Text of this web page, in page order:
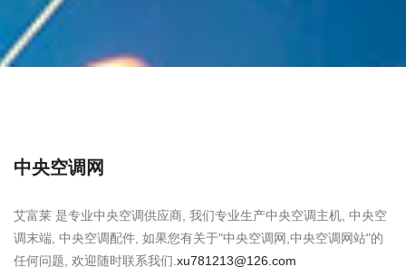
中央空调网
艾富莱 是专业中央空调供应商, 我们专业生产中央空调主机, 中央空
调末端, 中央空调配件, 如果您有关于"中央空调网,中央空调网站"的
任何问题, 欢迎随时联系我们. xu781213@126.com